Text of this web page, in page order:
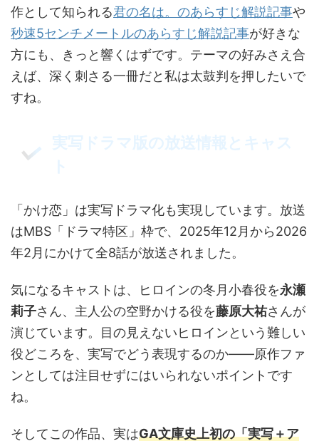
作として知られる君の名は。のあらすじ解説記事や
秒速5センチメートルのあらすじ解説記事が好きな
方にも、きっと響くはずです。テーマの好みさえ合
えば、深く刺さる一冊だと私は太鼓判を押したいで
すね。
実写ドラマ版の放送情報とキャス
ト
「かけ恋」は実写ドラマ化も実現しています。放送
はMBS「ドラマ特区」枠で、2025年12月から2026
年2月にかけて全8話が放送されました。
気になるキャストは、ヒロインの冬月小春役を永瀬
莉子さん、主人公の空野かける役を藤原大祐さんが
演じています。目の見えないヒロインという難しい
役どころを、実写でどう表現するのか——原作ファ
ンとしては注目せずにはいられないポイントです
ね。
そしてこの作品、実はGA文庫史上初の「実写＋ア